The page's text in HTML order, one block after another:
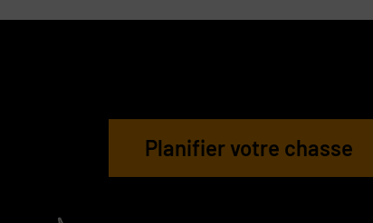
Planifier votre chasse